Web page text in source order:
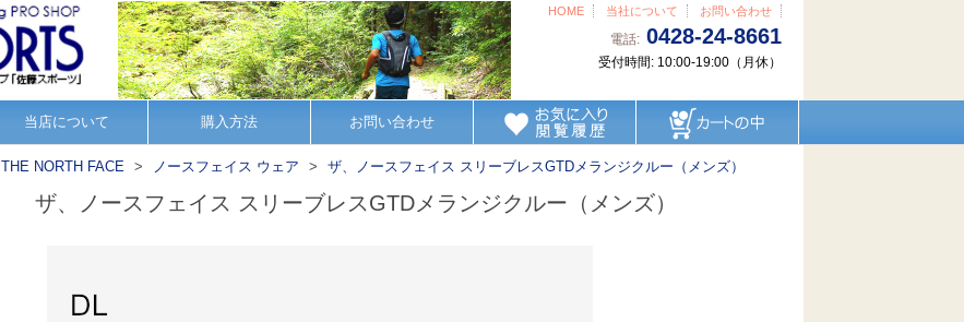
HOME 当社について お問い合わせ
電話: 0428-24-8661
受付時間: 10:00-19:00（月休）
当店について 購入方法 お問い合わせ
THE NORTH FACE ノースフェイス ウェア ザ、ノースフェイス スリーブレスGTDメランジクルー（メンズ）
ザ、ノースフェイス スリーブレスGTDメランジクルー（メンズ）